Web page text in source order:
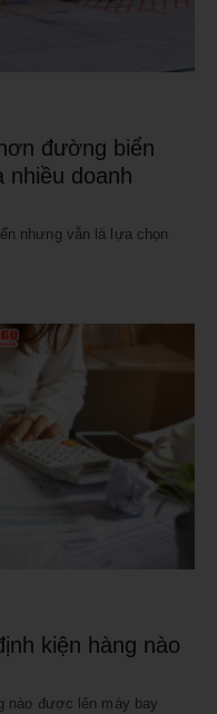
đường biển
nhiều doanh
nhưng vẫn là lựa chọn
kiện hàng nào
nào được lên máy bay